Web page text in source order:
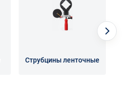
Струбцины ленточные